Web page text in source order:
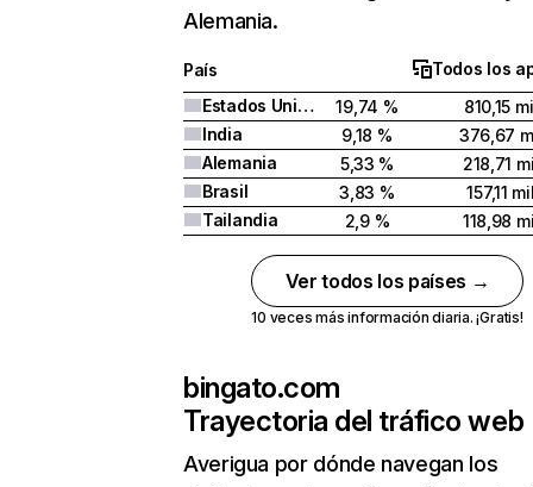
Alemania.
País
Todos los
Estados Unidos
19,74 %
810,15
India
9,18 %
376,67
Alemania
5,33 %
218,71
Brasil
3,83 %
157,11
Tailandia
2,9 % 118,98
Ver todos los países →
10 veces más información diaria. ¡Gratis!
bingato.com
Trayectoria del tráfico web
Averigua por dónde navegan los